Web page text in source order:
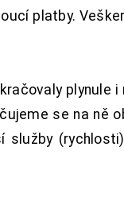
platby.
plynule i
se na ně
služby